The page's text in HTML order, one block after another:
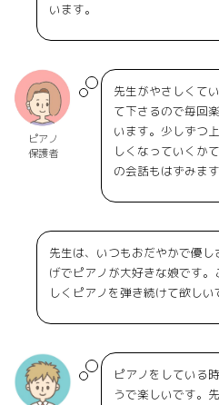
います。
ピアノ
保護者
先生がやさしくて
て下さるので毎回
います。少しずつ
しくなっていくか
の会話もはずみます
先生は、いつもおだやかで優し
げでピアノが大好きな娘です。
しくピアノを弾き続けて欲しい
ピアノをしている
うで楽しいです。